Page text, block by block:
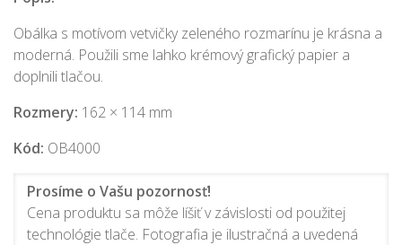
Obálka s motívom vetvičky zeleného rozmarínu je krásna a
moderná. Použili sme lahko krémový grafický papier a
doplnili tlačou.
Rozmery: 162 × 114 mm
Kód: OB4000
Prosíme o Vašu pozornosť!
Cena produktu sa môže líšiť v závislosti od použitej
technológie tlače. Fotografia je ilustračná a uvedená